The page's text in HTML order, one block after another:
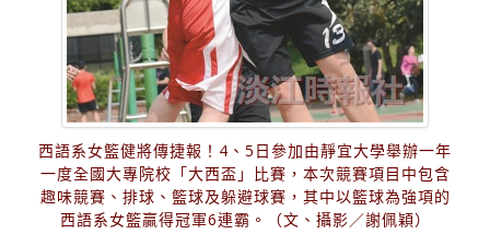
西語系女籃健將傳捷報！4、5日參加由靜宜大學舉辦一年
一度全國大專院校「大西盃」比賽，本次競賽項目中包含
趣味競賽、排球、籃球及躲避球賽，其中以籃球為強項的
西語系女籃贏得冠軍6連霸。（文、攝影／謝佩穎）